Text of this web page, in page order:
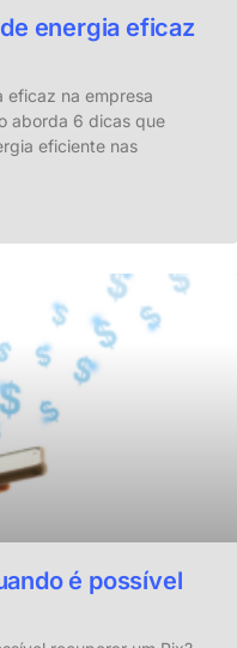
energia eficaz
eficaz na empresa
aborda 6 dicas que
eficiente nas
é possível